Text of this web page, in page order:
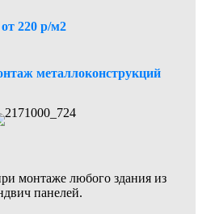
от 220 р/м2
металлоконструкций
монтаже любого здания из
панелей.